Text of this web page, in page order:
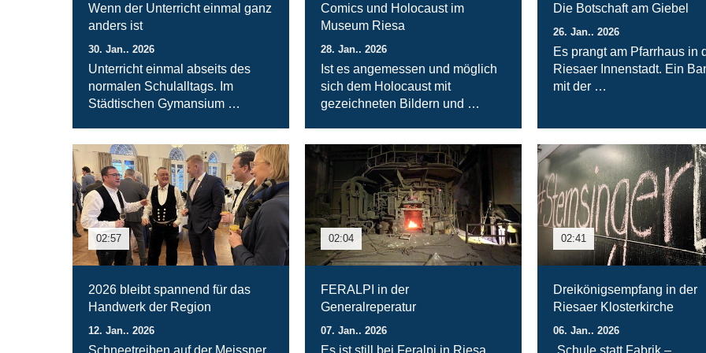
Wenn der Unterricht einmal ganz
anders ist
30. Jan.. 2026
Unterricht einmal abseits des
normalen Schulalltags. Im
Städtischen Gymansium …
Comics und Holocaust im
Museum Riesa
28. Jan.. 2026
Ist es angemessen und möglich
sich dem Holocaust mit
gezeichneten Bildern und …
Die Botschaft am Giebel
26. Jan.. 2026
Es prangt am Pfarrhaus in
Riesaer Innenstadt. Ein
mit der …
02:57
2026 bleibt spannend für das
Handwerk der Region
12. Jan.. 2026
Schneetreiben auf der Meissner
02:04
FERALPI in der
Generalreperatur
07. Jan.. 2026
Es ist still bei Feralpi in Riesa.
02:41
Dreikönigsempfang in der
Riesaer Klosterkirche
06. Jan.. 2026
„Schule statt Fabrik –